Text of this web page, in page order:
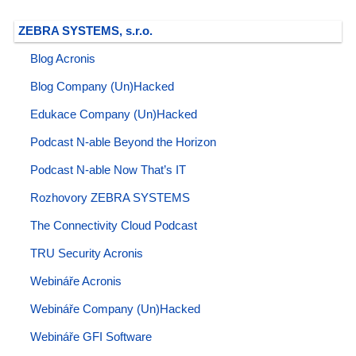
ZEBRA SYSTEMS, s.r.o.
Blog Acronis
Blog Company (Un)Hacked
Edukace Company (Un)Hacked
Podcast N-able Beyond the Horizon
Podcast N-able Now That’s IT
Rozhovory ZEBRA SYSTEMS
The Connectivity Cloud Podcast
TRU Security Acronis
Webináře Acronis
Webináře Company (Un)Hacked
Webináře GFI Software